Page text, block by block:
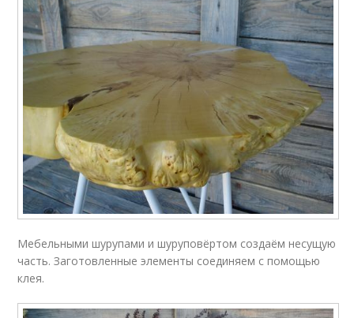
Мебельными шурупами и шуруповёртом создаём несущую
часть. Заготовленные элементы соединяем с помощью
клея.